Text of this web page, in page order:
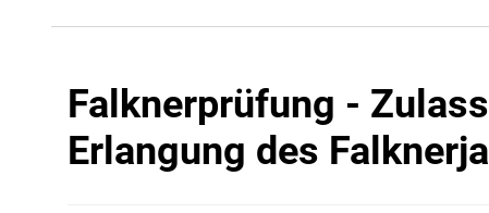
Falknerprüfung -
Erlangung des